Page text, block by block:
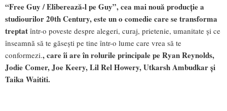
“Free Guy / Eliberează-l pe Guy”, cea mai nouă producție a
studiourilor 20th Century, este un o comedie care se transforma
treptat într-o poveste despre alegeri, curaj, prietenie, umanitate și ce
înseamnă să te găsești pe tine într-o lume care vrea să te
conformezi., care îi are în rolurile principale pe Ryan Reynolds,
Jodie Comer, Joe Keery, Lil Rel Howery, Utkarsh Ambudkar și
Taika Waititi.